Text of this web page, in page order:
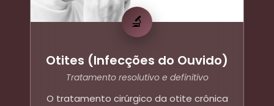
🔬
Otites (Infecções do Ouvido)
Tratamento resolutivo e definitivo
O tratamento cirúrgico da otite crônica